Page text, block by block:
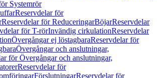
Systemrör
Reservdelar för
Reservdelar för ReduceringarBöjarReservdelar
för T-rörInvändig cirkulationReservdelar
Övergångar ej löstagbaraReservdelar för
Övergångar och anslutningar,
för Övergångar och anslutningar,
Reservdelar för
FörslutningarReservdelar för